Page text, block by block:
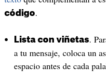
código.
Lista con viñetas.
a tu mensaje, coloca un
espacio antes de cada